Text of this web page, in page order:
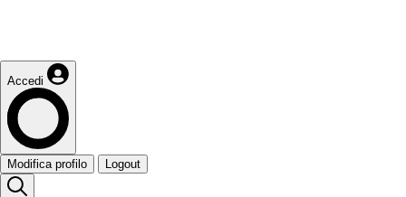
Accedi
Modifica profilo Logout